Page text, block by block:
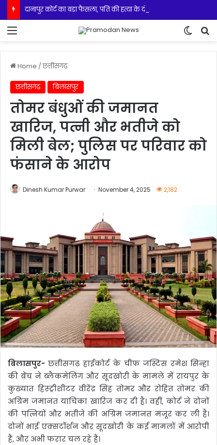
Home /छत्तीसगढ़
छत्तीसगढ़ बिलासपुर
तोमर बंधुओं की जमानत
खारिज, पत्नी और भतीजे को
मिली बेल; पुलिस पर परिवार को
फंसाने के आरोप
Dinesh Kumar Purwar November 4, 2025 2,182
बिलासपुर-छत्तीसगढ़ हाईकोर्ट के चीफ जस्टिस रमेश सिन्हा
की बेंच ने ब्लैकमेलिंग और सूदखोरी के मामले में रायपुर के
कुख्यात हिस्ट्रीशीटर वीरेंद्र सिंह तोमर और रोहित तोमर की
अग्रिम जमानत याचिका खारिज कर दी है। वहीं, कोर्ट ने दोनों
की पत्नियों और भतीजे की अग्रिम जमानत मंजूर कर ली है।
दोनों भाई एक्सटॉर्शन और सूदखोरी के कई मामलों में आरोपी
हैं, और अभी फरार चल रहे हैं।